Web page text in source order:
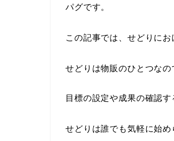
パグです。
この記事では、せどりに
せどりは物販のひとつな
目標の設定や成果の確認
せどりは誰でも気軽に始め